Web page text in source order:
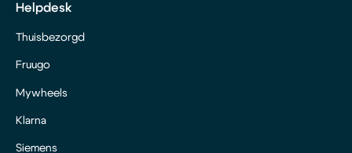
Helpdesk
Thuisbezorgd
Fruugo
Mywheels
Klarna
Siemens